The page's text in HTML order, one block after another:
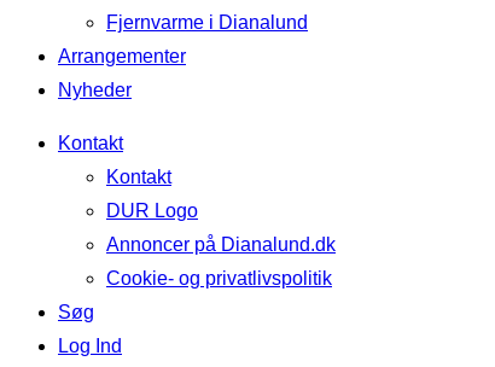
Fjernvarme i Dianalund
Arrangementer
Nyheder
Kontakt
Kontakt
DUR Logo
Annoncer på Dianalund.dk
Cookie- og privatlivspolitik
Søg
Log Ind